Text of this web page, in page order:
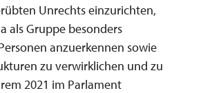
Unrechts einzurichten,
als Gruppe besonders
anzuerkennen sowie
zu verwirklichen und zu
2021 im Parlament